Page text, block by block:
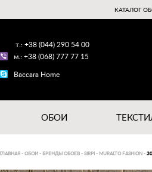
КАТАЛОГ
т.: +38 (044) 290 54 00
м.: +38 (068) 777 77 15
Baccara Home
ОБОИ
ГЛАВНАЯ - ОБОИ - БРЕНДЫ ОБОЕВ - SIRPI - MURALTO FASHION -